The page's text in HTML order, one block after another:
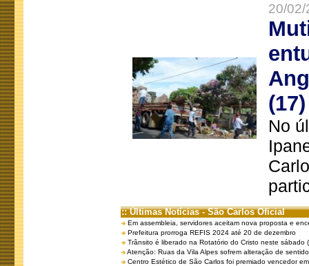
20/
(17)
No
:: Últimas Notícias - São Carlos Oficial
Em assembleia, servidores aceitam nova proposta e
Prefeitura prorroga REFIS 2024 até 20 de dezembro
Trânsito é liberado na Rotatório do Cristo neste sábado
Atenção: Ruas da Vila Alpes sofrem alteração de
Centro Estético de São Carlos foi premiado vencedor